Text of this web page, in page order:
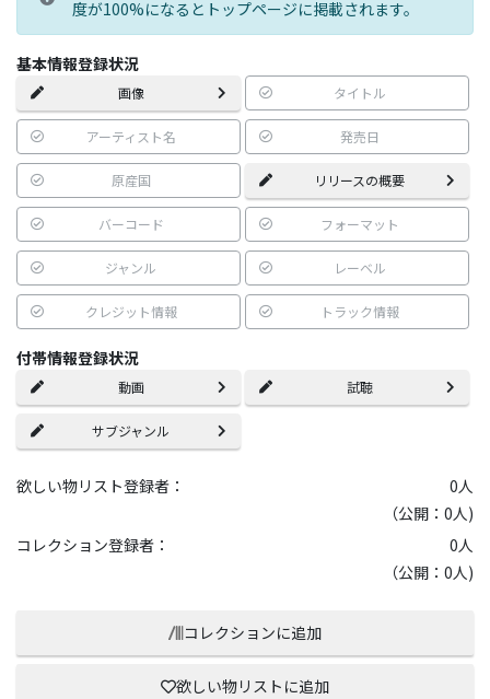
度が100%になるとトップページに掲載されます。
基本情報登録状況
画像 タイトル
アーティスト名 発売日
原産国 リリースの概要
バーコード フォーマット
ジャンル レーベル
クレジット情報 トラック情報
付帯情報登録状況
動画 試聴
サブジャンル
欲しい物リスト登録者： 0人
（公開：0人)
コレクション登録者：
0人
（公開：0人)
コレクションに追加
欲しい物リストに追加